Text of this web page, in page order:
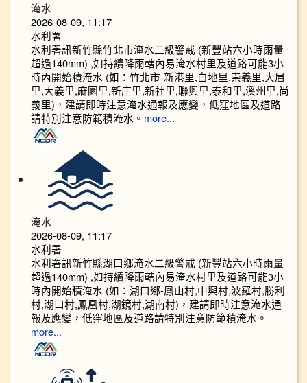
淹水
2026-08-09, 11:17
水利署
水利署訊新竹縣竹北市淹水二級警戒 (新豐站六小時雨量
超過140mm) ,如持續降雨轄內易淹水村里及道路可能3小
時內開始積淹水 (如：竹北市-新港里,白地里,崇義里,大眉
里,大義里,麻園里,新庄里,新社里,聯興里,泰和里,溪州里,尚
義里)，建請即時注意淹水通報及應變，低窪地區及道路
請特別注意防範積淹水。 more...
淹水
2026-08-09, 11:17
水利署
水利署訊新竹縣湖口鄉淹水二級警戒 (新豐站六小時雨量
超過140mm) ,如持續降雨轄內易淹水村里及道路可能3小
時內開始積淹水 (如：湖口鄉-鳳山村,中興村,波羅村,勝利
村,湖口村,鳳凰村,湖鏡村,湖南村)，建請即時注意淹水通
報及應變，低窪地區及道路請特別注意防範積淹水。
more...